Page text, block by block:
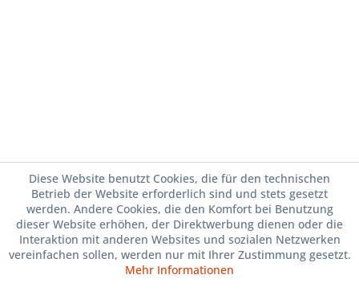
Diese Website benutzt Cookies, die für den technischen
Betrieb der Website erforderlich sind und stets gesetzt
werden. Andere Cookies, die den Komfort bei Benutzung
dieser Website erhöhen, der Direktwerbung dienen oder die
Interaktion mit anderen Websites und sozialen Netzwerken
vereinfachen sollen, werden nur mit Ihrer Zustimmung gesetzt.
Mehr Informationen